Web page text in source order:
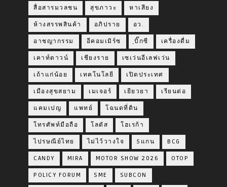
สื่อสารมวลชน สุขภาวะ หาเสียง
ห้างสรรพสินค้า อภิปราย อว.
อาชญากรรม อีคอมเมิร์ซ ฺบิ๊กซี เครื่องดื่ม
เคาท์ดาวน์ เชียงราย เซเว่นอีเลฟเว่น
เถ้าแก่น้อย เทคโนโลยี เปิดประเทศ
เมืองสุขสยาม เมเจอร์ เยียวยา เรียนต่อ
แคมเปญ แพทย์ โฉนดที่ดิน
โทรศัพท์มือถือ โลตัส โฮเรก้า
ไปรษณีย์ไทย ไม่ไว้วางใจ 5แกน BCG
CANDY MIRA MOTOR SHOW 2026 OTOP
POLICY FORUM SME SUBCON